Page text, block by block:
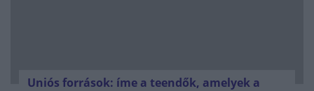
Uniós források: íme a teendők, amelyek a